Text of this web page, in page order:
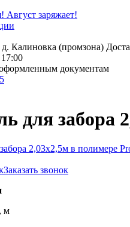
Август заряжает!
Калиновка (промзона)
документам
для забора
Заказать звонок
м